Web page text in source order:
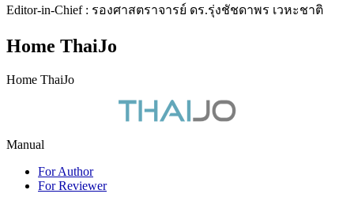
Editor-in-Chief : รองศาสตราจารย์ ดร.รุ่งชัชดาพร เวหะชาติ
Home ThaiJo
Home ThaiJo
Manual
For Author
For Reviewer